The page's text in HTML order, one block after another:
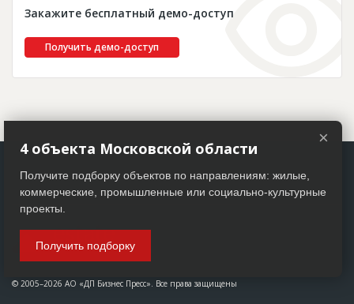
Закажите бесплатный демо-доступ
Получить демо-доступ
© 2005–2026 АО «ДП Бизнес Пресс». Все права защищены
×
4 объекта Московской области
Получите подборку объектов по направлениям: жилые,
коммерческие, промышленные или социально-культурные
проекты.
Получить подборку